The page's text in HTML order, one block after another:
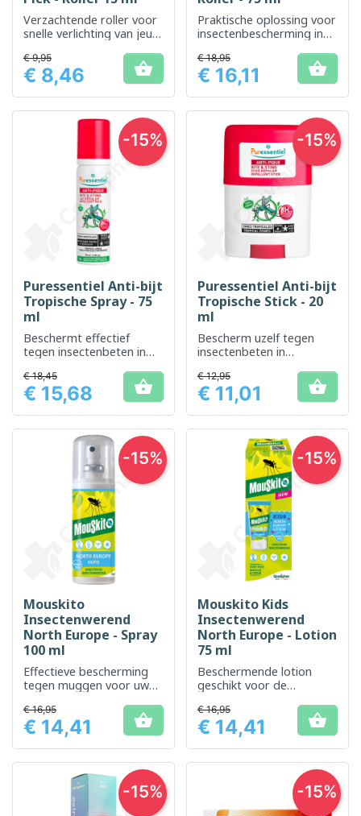
Verzachtende roller voor
snelle verlichting van jeuk
Prijs
€ 9,95
€ 8,46 
Praktische oplossing voor
insectenbescherming in
Prijs
€ 18,95
€ 16,11 
Puressentiel Anti-bijt
Tropische Spray - 75
ml
Beschermt effectief
tegen insectenbeten in
Prijs
€ 18,45
€ 15,68 
-15%
Puressentiel Anti-bijt
Tropische Stick - 20
ml
Bescherm uzelf tegen
insectenbeten in
Prijs
€ 12,95
€ 11,01 
-15%
Mouskito
Insectenwerend
North Europe - Spray
100 ml
Effectieve bescherming
tegen muggen voor uw
Prijs
€ 16,95
€ 14,41 
-15%
Mouskito Kids
Insectenwerend
North Europe - Lotion
75 ml
Beschermende lotion
geschikt voor de
Europese regio's
Prijs
€ 16,95
€ 14,41 
-15%
-15% -15%